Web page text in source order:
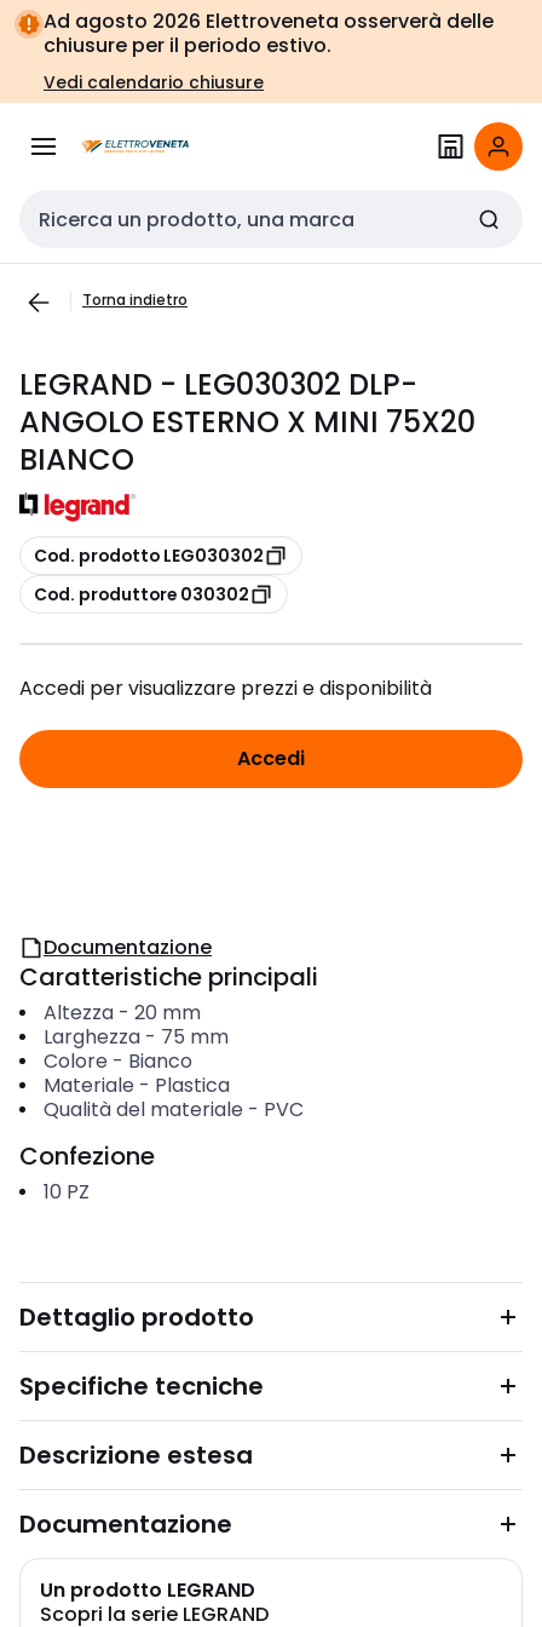
Vai alla
navigazione
Vai
alla
pagina
Ad agosto 2026 Elettroveneta osserverà delle
chiusure per il periodo estivo.
Vedi calendario chiusure
Cerca input
Torna indietro
LEGRAND - LEG030302 DLP-
ANGOLO ESTERNO X MINI 75X20
BIANCO
copia
Cod. prodotto LEG030302
copia
Cod. produttore 030302
Accedi per visualizzare prezzi e disponibilità
Accedi
Documentazione
Caratteristiche principali
Altezza- 20 mm
Larghezza- 75 mm
Colore - Bianco
Materiale - Plastica
Qualità del materiale - PVC
Confezione
10 PZ
Dettaglio prodotto
Specifiche tecniche
Descrizione estesa
Documentazione
Un prodotto LEGRAND
Scopri la serie LEGRAND